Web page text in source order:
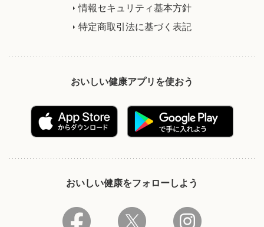
情報セキュリティ基本方針
特定商取引法に基づく表記
おいしい健康アプリを使おう
おいしい健康をフォローしよう